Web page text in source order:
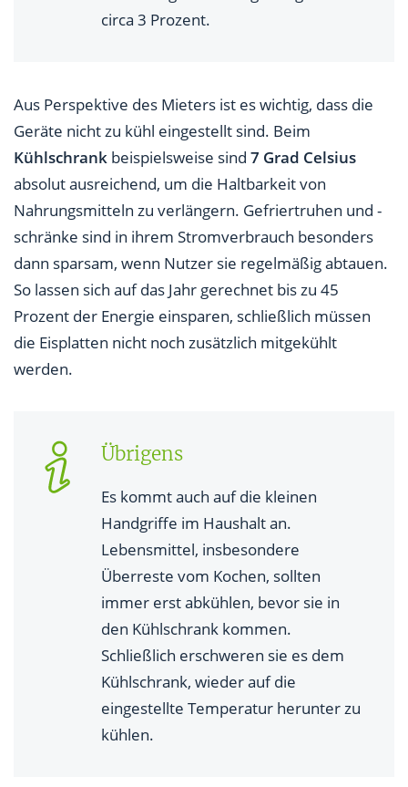
circa 3 Prozent.
Aus Perspektive des Mieters ist es wichtig, dass die
Geräte nicht zu kühl eingestellt sind. Beim
Kühlschrank beispielsweise sind 7 Grad Celsius
absolut ausreichend, um die Haltbarkeit von
Nahrungsmitteln zu verlängern. Gefriertruhen und -
schränke sind in ihrem Stromverbrauch besonders
dann sparsam, wenn Nutzer sie regelmäßig abtauen.
So lassen sich auf das Jahr gerechnet bis zu 45
Prozent der Energie einsparen, schließlich müssen
die Eisplatten nicht noch zusätzlich mitgekühlt
werden.
Übrigens
Es kommt auch auf die kleinen
Handgriffe im Haushalt an.
Lebensmittel, insbesondere
Überreste vom Kochen, sollten
immer erst abkühlen, bevor sie in
den Kühlschrank kommen.
Schließlich erschweren sie es dem
Kühlschrank, wieder auf die
eingestellte Temperatur herunter zu
kühlen.